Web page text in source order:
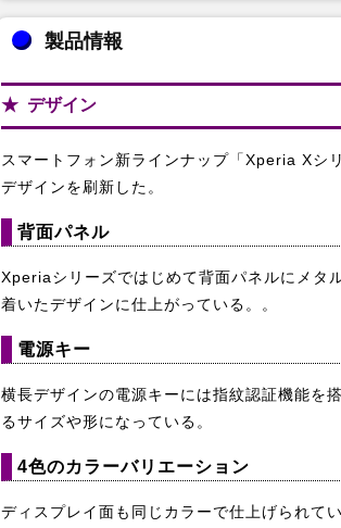
製品情報
デザイン
スマートフォン新ラインナップ「Xperia Xシ
デザインを刷新した。
背面パネル
Xperiaシリーズではじめて背面パネルにメタ
着いたデザインに仕上がっている。。
電源キー
横長デザインの電源キーには指紋認証機能を
るサイズや形になっている。
4色のカラーバリエーション
ディスプレイ面も同じカラーで仕上げられて